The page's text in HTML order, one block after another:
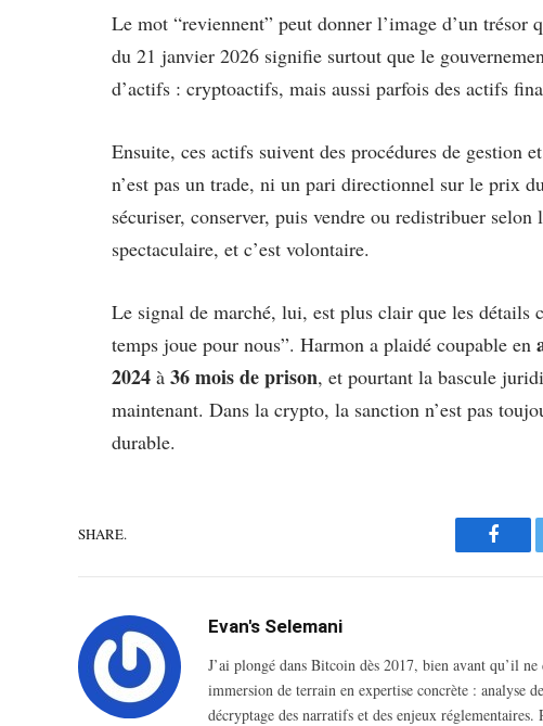
Le mot “reviennent” peut donner l’image d’un
du 21 janvier 2026 signifie surtout que le
d’actifs : cryptoactifs, mais aussi parfois des actifs
Ensuite, ces actifs suivent des procédures de gestion
n’est pas un trade, ni un pari directionnel sur le prix
sécuriser, conserver, puis vendre ou redistribuer selon
spectaculaire, et c’est volontaire.
Le signal de marché, lui, est plus clair que les détails
temps joue pour nous”. Harmon a plaidé coupable en
2024 à 36 mois de prison, et pourtant la bascule
maintenant. Dans la crypto, la sanction n’est pas
durable.
SHARE.
Evan's Selemani
J’ai plongé dans Bitcoin dès 2017, bien avant qu’il
immersion de terrain en expertise concrète : analyse
décryptage des narratifs et des enjeux